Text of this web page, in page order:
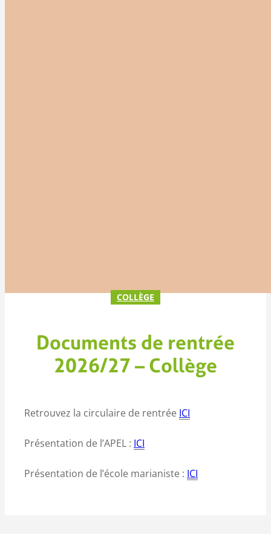
COLLÈGE
Documents de rentrée
2026/27 – Collège
Retrouvez la circulaire de rentrée ICI
Présentation de l’APEL : ICI
Présentation de l’école marianiste : ICI